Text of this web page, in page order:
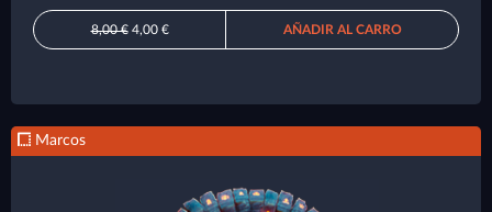
8,00 €4,00 € AÑADIR AL CARRO
Marcos